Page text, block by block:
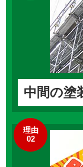
中間の塗
理由
02